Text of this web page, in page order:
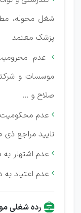
شغل محوله،
پزشک معتمد

عدم
موسسات و
صلاح و ...
 عدم محكومیت
تایید مراجع ذی
 عدم اشتهار به
 عدم اعتیاد به
رده شغلی